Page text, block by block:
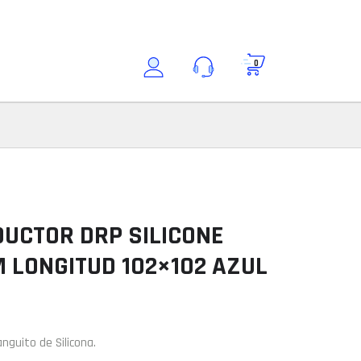
0
DRP SILICONE
LONGITUD 102×102 AZUL
de Silicona.